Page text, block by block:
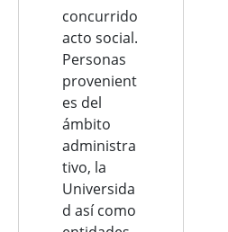
concurrido
acto social.
Personas
provenient
es del
ámbito
administra
tivo, la
Universida
d así como